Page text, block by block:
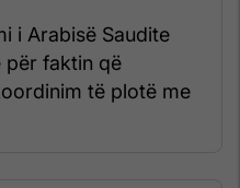
i Arabisë Saudite
për faktin që
të plotë me